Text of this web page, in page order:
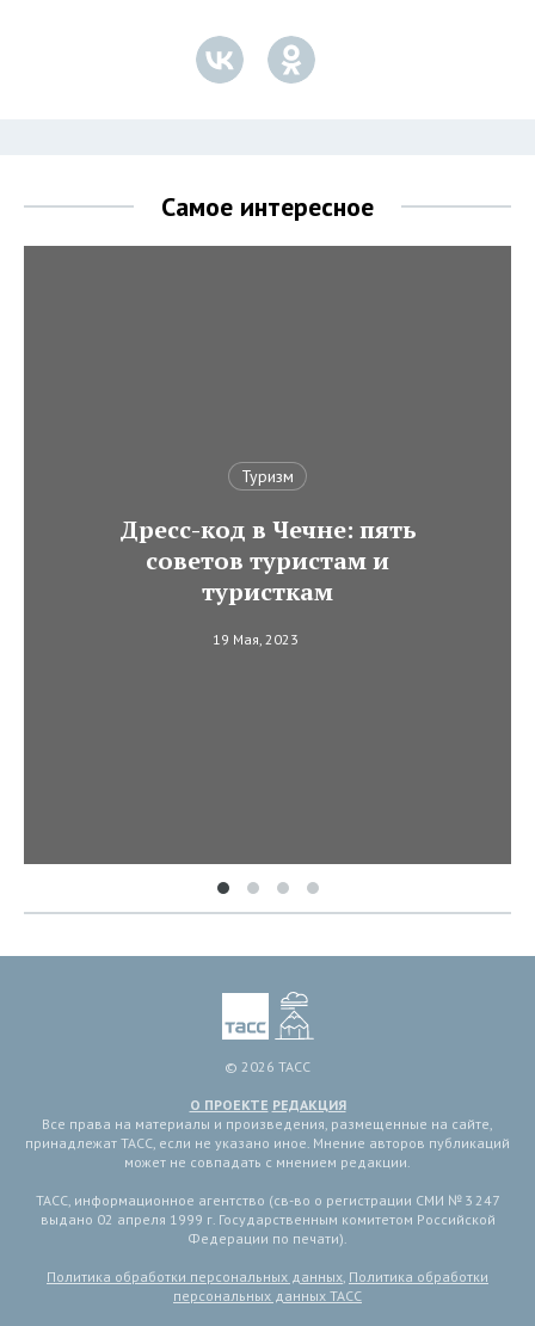
Самое интересное
Туризм
Дресс-код в Чечне: пять
советов туристам и
туристкам
19 Мая, 2023
© 2026 ТАСС
О ПРОЕКТЕ РЕДАКЦИЯ
Все права на материалы и произведения, размещенные на сайте,
принадлежат ТАСС, если не указано иное. Мнение авторов публикаций
может не совпадать с мнением редакции.
ТАСС, информационное агентство (св-во о регистрации СМИ № 3 247
выдано 02 апреля 1999 г. Государственным комитетом Российской
Федерации по печати).
Политика обработки персональных данных, Политика обработки
персональных данных ТАСС